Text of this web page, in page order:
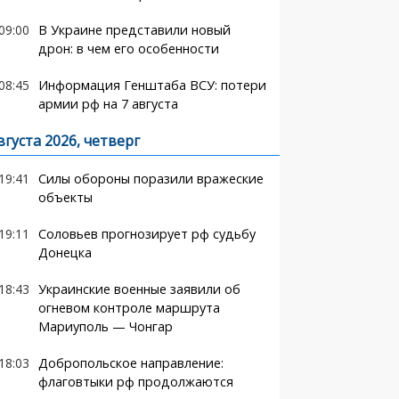
В Украине представили новый
дрон: в чем его особенности
Информация Генштаба ВСУ: потери
армии рф на 7 августа
2026, четверг
Силы обороны поразили вражеские
объекты
Соловьев прогнозирует рф судьбу
Донецка
Украинские военные заявили об
огневом контроле маршрута
Мариуполь — Чонгар
Добропольское направление:
флаговтыки рф продолжаются